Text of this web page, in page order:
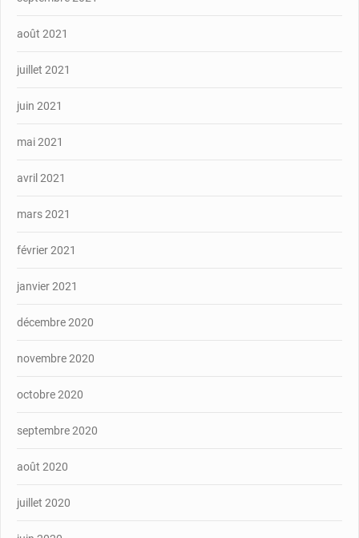
août 2021
juillet 2021
juin 2021
mai 2021
avril 2021
mars 2021
février 2021
janvier 2021
décembre 2020
novembre 2020
octobre 2020
septembre 2020
août 2020
juillet 2020